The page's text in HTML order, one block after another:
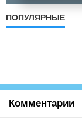
ПОПУЛЯРНЫЕ
Комментарии